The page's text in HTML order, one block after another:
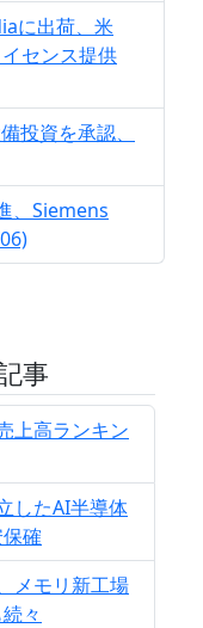
に出荷、米
センス提供
投資を承認、
、Siemens
事
上高ランキン
したAI半導体
確
メモリ新工場
々